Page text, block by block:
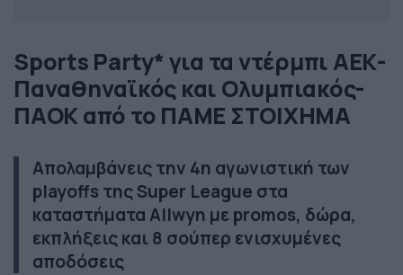
Sports Party* για τα ντέρμπι ΑΕΚ-
Παναθηναϊκός και Ολυμπιακός-
ΠΑΟΚ από το ΠΑΜΕ ΣΤΟΙΧΗΜΑ
Απολαμβάνεις την 4η αγωνιστική των
playoffs της Super League στα
καταστήματα Allwyn με promos, δώρα,
εκπλήξεις και 8 σούπερ ενισχυμένες
αποδόσεις